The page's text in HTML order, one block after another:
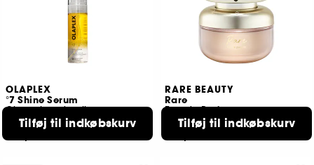
OLAPLEX
°7 Shine Serum
Glansgivende olie-serum-mist til håret
470
289,00 KR
Tilføj til indkøbskurv
RARE BEAUTY
Rare
Eau de Parfum
1317
629,00 KR
Tilføj til indkøbskurv